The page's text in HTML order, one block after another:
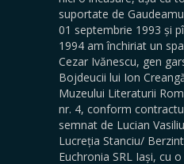
suportate de
01 septembrie 1993 și
1994 am închiriat un
Cezar Ivănescu, gen
Bojdeucii lui Ion
Muzeului Literaturii
nr. 4, conform
semnat de Lucian
Lucreția Stanciu/
Euchronia SRL Iași, cu